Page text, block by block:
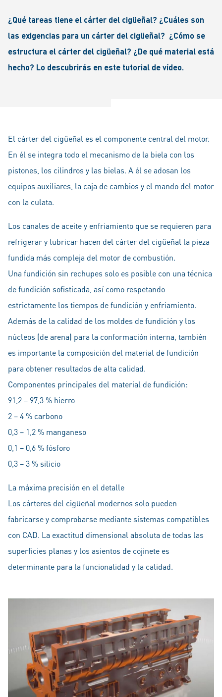
¿Qué tareas tiene el cárter del cigüeñal? ¿Cuáles son
las exigencias para un cárter del cigüeñal? ¿Cómo se
estructura el cárter del cigüeñal? ¿De qué material está
hecho? Lo descubrirás en este tutorial de vídeo.
El cárter del cigüeñal es el componente central del motor.
En él se integra todo el mecanismo de la biela con los
pistones, los cilindros y las bielas. A él se adosan los
equipos auxiliares, la caja de cambios y el mando del motor
con la culata.
Los canales de aceite y enfriamiento que se requieren para
refrigerar y lubricar hacen del cárter del cigüeñal la pieza
fundida más compleja del motor de combustión.
Una fundición sin rechupes solo es posible con una técnica
de fundición sofisticada, así como respetando
estrictamente los tiempos de fundición y enfriamiento.
Además de la calidad de los moldes de fundición y los
núcleos (de arena) para la conformación interna, también
es importante la composición del material de fundición
para obtener resultados de alta calidad.
Componentes principales del material de fundición:
91,2 – 97,3 % hierro
2 – 4 % carbono
0,3 – 1,2 % manganeso
0,1 – 0,6 % fósforo
0,3 – 3 % silicio
La máxima precisión en el detalle
Los cárteres del cigüeñal modernos solo pueden
fabricarse y comprobarse mediante sistemas compatibles
con CAD. La exactitud dimensional absoluta de todas las
superficies planas y los asientos de cojinete es
determinante para la funcionalidad y la calidad.